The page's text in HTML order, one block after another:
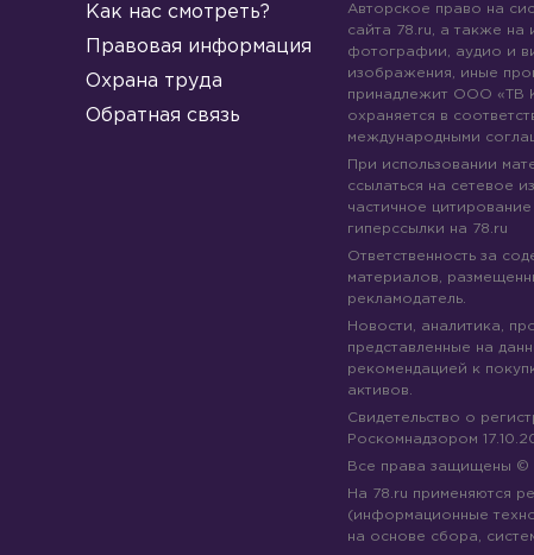
Как нас смотреть?
Правовая информация
Охрана труда
Обратная связь
Авторское право на
сайта 78.ru, а также на
фотографии, аудио и
изображения, иные
принадлежит ООО «ТВ
охраняется в
международными
При использовании
ссылаться на сетевое
частичное
гиперссылки на 78.ru
Ответственность за
материалов,
рекламодатель.
Новости, аналитика,
представленные на
рекомендацией к
активов.
Свидетельство о
Роскомнадзором
Все права защищены
На 78.ru применяются
(информационные
на основе сбора,